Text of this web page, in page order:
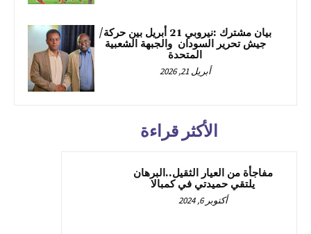
بيان مشترك :نيروبي 21 أبريل بين حركة/
جيش تحرير السودان والجبهة الشعبية
المتحدة
أبريل 21, 2026
الأكثر قراءة
مفاجأة من العيار الثقيل..البرهان
يلتقي حميدتي في كمبالا
أكتوبر 6, 2024